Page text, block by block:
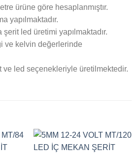
ürüne göre hesaplanmıştır.
yapılmaktadır.
led üretimi yapılmaktadır.
ve kelvin değerlerinde
ve led seçenekleriyle üretilmektedir.